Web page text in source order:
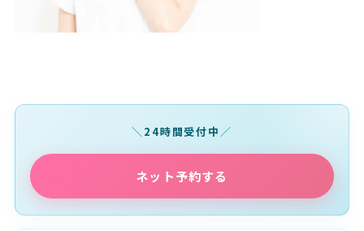
24時間受付中
ネット予約する